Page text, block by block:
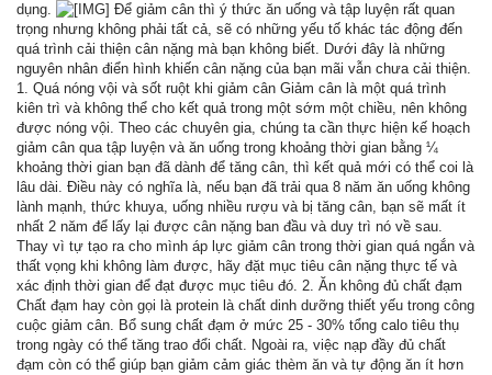
dụng.
trọng nhưng không phải tất cả, sẽ có những yếu tố khác tác động đến
quá trình cải thiện cân nặng mà bạn không biết. Dưới đây là những
nguyên nhân điển hình khiến cân nặng của bạn mãi vẫn chưa cải thiện.‏
1. Quá nóng vội và sốt ruột khi giảm cân ‏Giảm cân là một quá trình
kiên trì và không thể cho kết quả trong một sớm một chiều, nên không
được nóng vội.‏ Theo các chuyên gia, chúng ta cần thực hiện kế hoạch
giảm cân qua tập luyện và ăn uống trong khoảng thời gian bằng ¼
khoảng thời gian bạn đã dành để tăng cân, thì kết quả mới có thể coi là
lâu dài. Điều này có nghĩa là, nếu bạn đã trải qua 8 năm ăn uống không
lành mạnh, thức khuya, uống nhiều rượu và bị tăng cân, bạn sẽ mất ít
nhất 2 năm để lấy lại được cân nặng ban đầu và duy trì nó về sau.
Thay vì tự tạo ra cho mình áp lực giảm cân trong thời gian quá ngắn và
thất vọng khi không làm được, hãy đặt mục tiêu cân nặng thực tế và
xác định thời gian để đạt được mục tiêu đó. 2. Ăn không đủ chất đạm‏
Chất đạm hay còn gọi là protein là chất dinh dưỡng thiết yếu trong công
cuộc giảm cân. Bổ sung chất đạm ở mức 25 - 30% tổng calo tiêu thụ
trong ngày có thể tăng trao đổi chất. Ngoài ra, việc nạp đầy đủ chất
đạm còn có thể giúp bạn giảm cảm giác thèm ăn và tự động ăn ít hơn